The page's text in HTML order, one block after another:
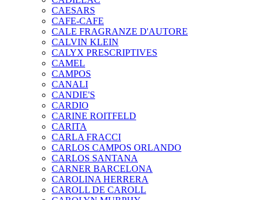
CAESARS
CAFE-CAFE
CALE FRAGRANZE D'AUTORE
CALVIN KLEIN
CALYX PRESCRIPTIVES
CAMEL
CAMPOS
CANALI
CANDIE'S
CARDIO
CARINE ROITFELD
CARITA
CARLA FRACCI
CARLOS CAMPOS ORLANDO
CARLOS SANTANA
CARNER BARCELONA
CAROLINA HERRERA
CAROLL DE CAROLL